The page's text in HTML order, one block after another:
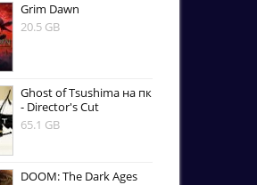
Grim Dawn
20.5 GB
Ghost of Tsushima на пк
- Director's Cut
65.1 GB
DOOM: The Dark Ages